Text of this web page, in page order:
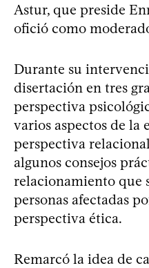
Astur, que preside
ofició como
Durante su
disertación en tres
perspectiva
varios aspectos de la
perspectiva
algunos consejos
relacionamiento que
personas afectadas
perspectiva ética.
Remarcó la idea de